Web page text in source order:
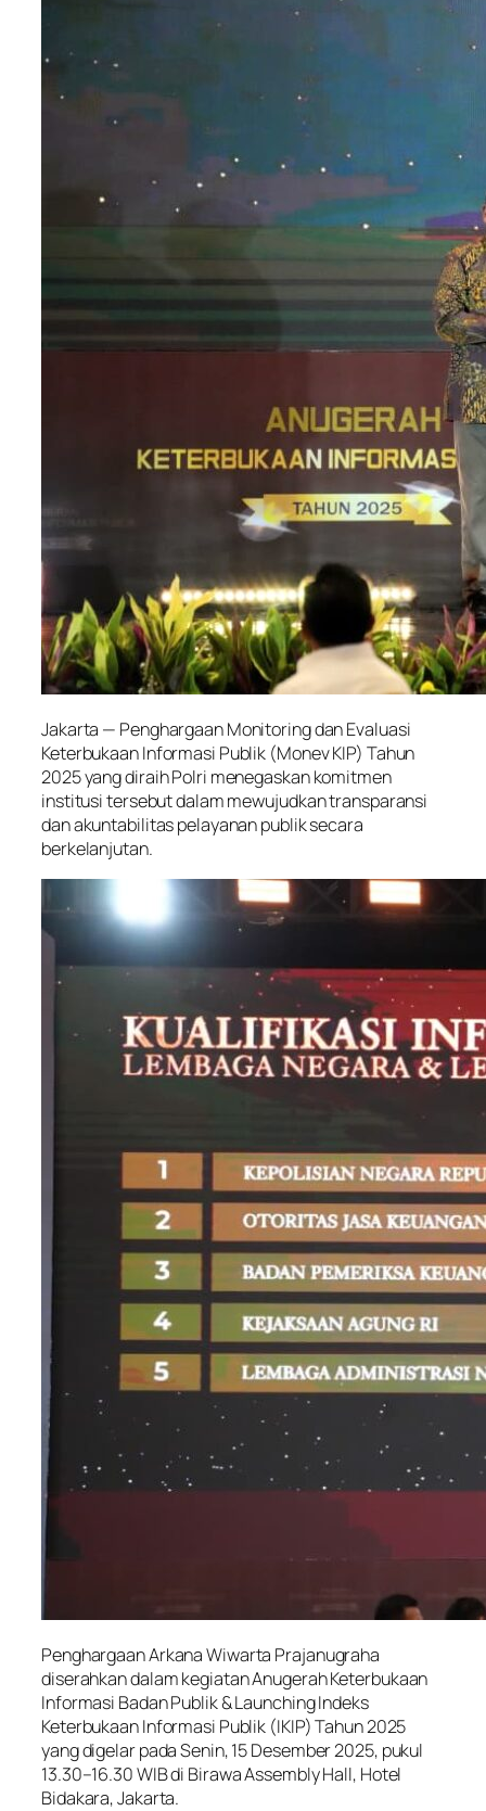
Jakarta — Penghargaan Monitoring dan Evaluasi
Keterbukaan Informasi Publik (Monev KIP) Tahun
2025 yang diraih Polri menegaskan komitmen
institusi tersebut dalam mewujudkan transparansi
dan akuntabilitas pelayanan publik secara
berkelanjutan.
Penghargaan Arkana Wiwarta Prajanugraha
diserahkan dalam kegiatan Anugerah Keterbukaan
Informasi Badan Publik & Launching Indeks
Keterbukaan Informasi Publik (IKIP) Tahun 2025
yang digelar pada Senin, 15 Desember 2025, pukul
13.30–16.30 WIB di Birawa Assembly Hall, Hotel
Bidakara, Jakarta.